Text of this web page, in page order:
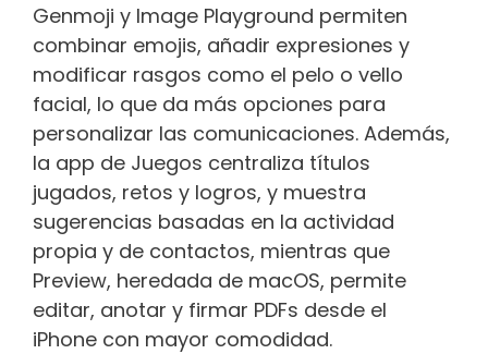
Genmoji y Image Playground permiten
combinar emojis, añadir expresiones y
modificar rasgos como el pelo o vello
facial, lo que da más opciones para
personalizar las comunicaciones. Además,
la app de Juegos centraliza títulos
jugados, retos y logros, y muestra
sugerencias basadas en la actividad
propia y de contactos, mientras que
Preview, heredada de macOS, permite
editar, anotar y firmar PDFs desde el
iPhone con mayor comodidad.